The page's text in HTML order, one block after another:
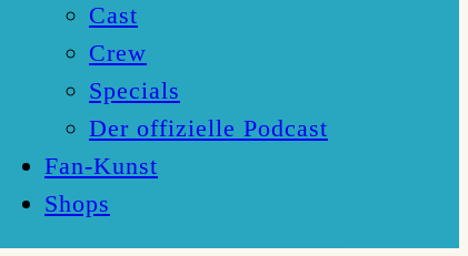
Cast
Crew
Specials
Der offizielle Podcast
Fan-Kunst
Shops